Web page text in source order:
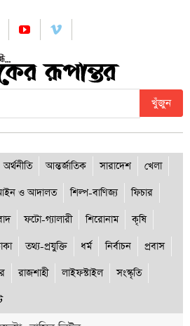
খুঁজুন
অর্থনীতি আন্তর্জাতিক সারাদেশ
খেলা
ও আদালত শিল্প-বাণিজ্য
ফিচার
ফটো-গ্যালারী শিরোনাম
কৃষি
তথ্য-প্রযুক্তি ধর্ম নির্বাচন
প্রবাস
রাজশাহী লাইফস্টাইল
সংস্কৃতি